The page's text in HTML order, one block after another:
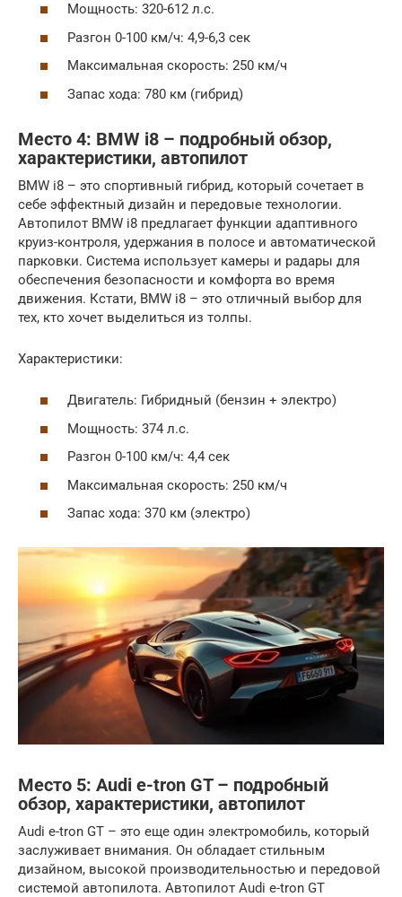
Мощность: 320-612 л.с.
Разгон 0-100 км/ч: 4,9-6,3 сек
Максимальная скорость: 250 км/ч
Запас хода: 780 км (гибрид)
Место 4: BMW i8 – подробный обзор,
характеристики, автопилот
BMW i8 – это спортивный гибрид, который сочетает в
себе эффектный дизайн и передовые технологии.
Автопилот BMW i8 предлагает функции адаптивного
круиз-контроля, удержания в полосе и автоматической
парковки. Система использует камеры и радары для
обеспечения безопасности и комфорта во время
движения. Кстати, BMW i8 – это отличный выбор для
тех, кто хочет выделиться из толпы.
Характеристики:
Двигатель: Гибридный (бензин + электро)
Мощность: 374 л.с.
Разгон 0-100 км/ч: 4,4 сек
Максимальная скорость: 250 км/ч
Запас хода: 370 км (электро)
Место 5: Audi e-tron GT – подробный
обзор, характеристики, автопилот
Audi e-tron GT – это еще один электромобиль, который
заслуживает внимания. Он обладает стильным
дизайном, высокой производительностью и передовой
системой автопилота. Автопилот Audi e-tron GT